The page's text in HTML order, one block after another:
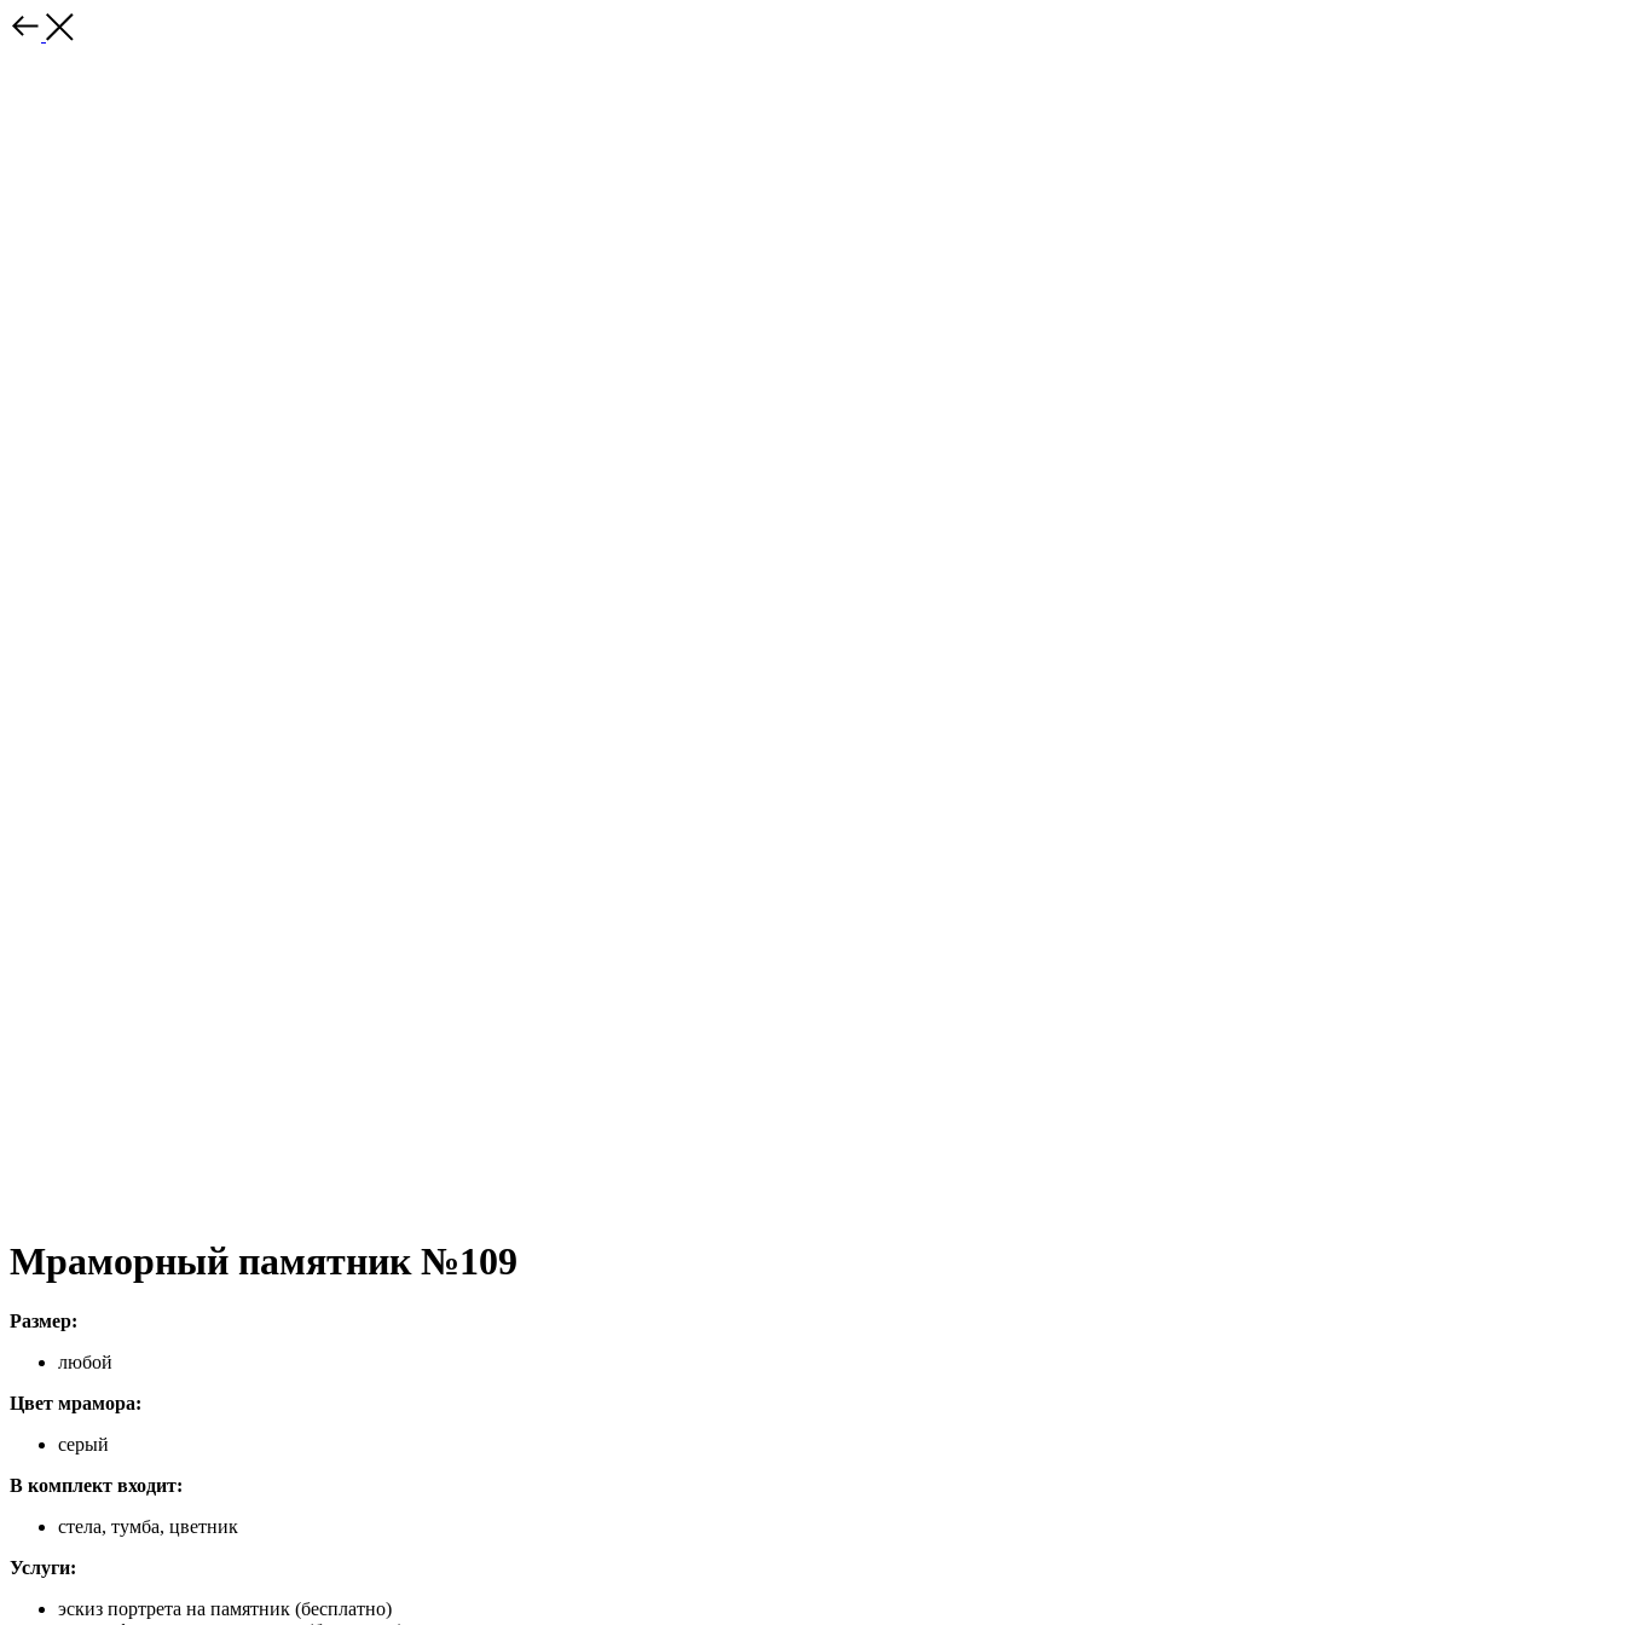
Мраморный памятник №109
Размер:
любой
Цвет мрамора:
серый
В комплект входит:
стела, тумба, цветник
Услуги:
эскиз портрета на памятник (бесплатно)